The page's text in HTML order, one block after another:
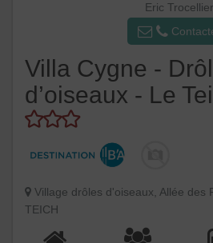
Eric Trocellier
Villa Cygne -
d’oiseaux - Le
Village drôles d'oiseaux, Allée des
TEICH